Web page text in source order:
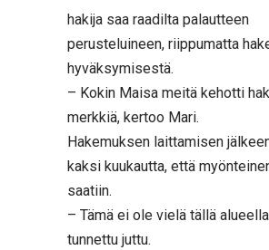
hakija saa raadilta palautteen
perusteluineen, riippumatta
hyväksymisestä.
– Kokin Maisa meitä kehotti
merkkiä, kertoo Mari.
Hakemuksen laittamisen
kaksi kuukautta, että
saatiin.
– Tämä ei ole vielä tällä
tunnettu juttu.